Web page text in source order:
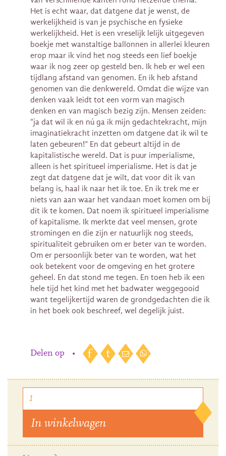
Het is echt waar, dat datgene dat je wenst, de
werkelijkheid is van je psychische en fysieke
werkelijkheid. Het is een vreselijk lelijk uitgegeven
boekje met wanstaltige ballonnen in allerlei kleuren
erop maar ik vind het nog steeds een lief boekje
waar ik nog zeer op gesteld ben. Ik heb er wel een
tijdlang afstand van genomen. En ik heb afstand
genomen van die denkwereld. Omdat die wijze van
denken vaak leidt tot een vorm van magisch
denken en van magisch bezig zijn. Mensen zeiden:
“ja dat wil ik en nú ga ik mijn gedachtekracht, mijn
imaginatiekracht inzetten om datgene dat ik wil te
laten gebeuren!” En dat gebeurt altijd in de
kapitalistische wereld. Dat is puur imperialisme,
alleen is het spiritueel imperialisme. Het is dat je
zegt dat datgene dat je wilt, dat voor dit ik van
belang is, haal ik naar het ik toe. En ik trek me er
niets van aan waar het vandaan moet komen om bij
dit ik te komen. Dat noem ik spiritueel imperialisme
of kapitalisme. Ik merkte dat veel mensen, grote
stromingen en die zijn er natuurlijk nog steeds,
spiritualiteit gebruiken om er beter van te worden.
Om er persoonlijk beter van te worden, wat het
ook betekent voor de omgeving en het grotere
geheel. En dat stond me tegen. En toen heb ik een
hele tijd het kind met het badwater weggegooid
want tegelijkertijd waren de grondgedachten die ik
in het boek ook beschreef, wel degelijk juist.
Delen op •
In winkelwagen